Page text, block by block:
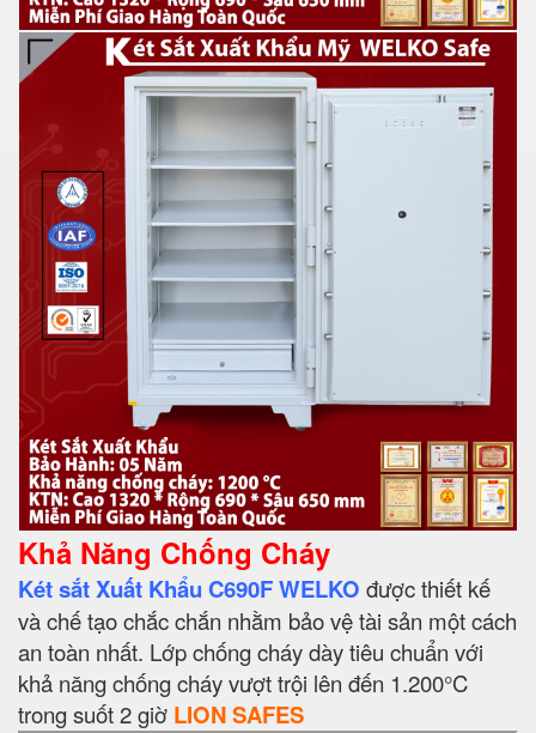
Khả Năng Chống Cháy
Két sắt Xuất Khẩu C690F WELKO được thiết kế
và chế tạo chắc chắn nhằm bảo vệ tài sản một cách
an toàn nhất. Lớp chống cháy dày tiêu chuẩn với
khả năng chống cháy vượt trội lên đến 1.200°C
trong suốt 2 giờ LION SAFES